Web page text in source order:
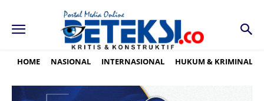
HOME NASIONAL INTERNASIONAL HUKUM & KRIMINAL